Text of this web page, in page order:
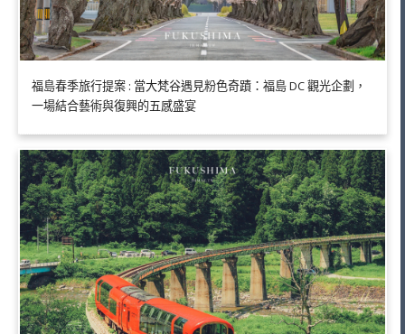
福島春季旅行提案 : 當大梵谷遇見粉色奇蹟：福島 DC 觀光企劃，
一場結合藝術與復興的五感盛宴